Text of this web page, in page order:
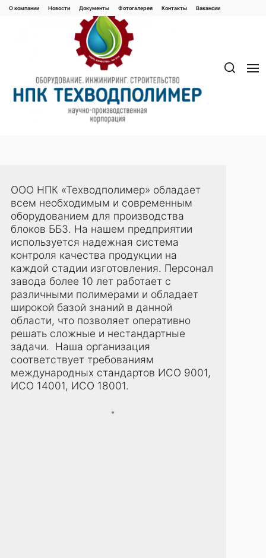
Перейти
ООО НПК «Техводполимер» обладает
всем необходимым и современным
оборудованием для производства
блоков ББЗ. На нашем предприятии
используется надежная система
контроля качества продукции на
каждой стадии изготовления. Персонал
завода более 10 лет работает с
различными полимерами и обладает
широкой базой знаний в данной
области, что позволяет оперативно
решать сложные и нестандартные
задачи. Наша организация
соответствует требованиям
международных стандартов ИСО 9001,
ИСО 14001, ИСО 18001.
О компании Новости Документы Фотогалерея Контaкты Вакaнсии